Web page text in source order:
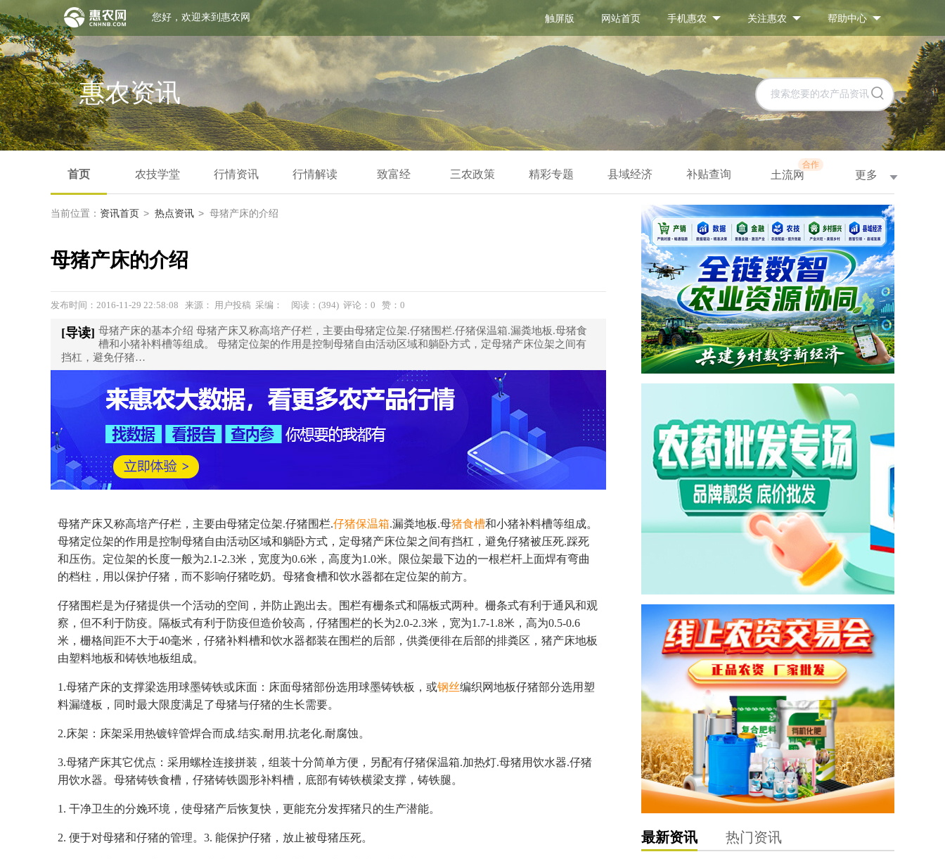
您好，欢迎来到惠农网 触屏版 网站首页 手机惠农 关注惠农 帮助中心
惠农资讯
首页 农技学堂 行情资讯 行情解读 致富经 三农政策 精彩专题 县域经济 补贴查询 土流网
合作
更多
当前位置： 资讯首页 > 热点资讯 > 母猪产床的介绍
母猪产床的介绍
发布时间：2016-11-29 22:58:08 来源： 用户投稿 采编： 阅读：(394) 评论：0 赞： 0
[导读] 母猪产床的基本介绍 母猪产床又称高培产仔栏，主要由母猪定位架.仔猪围栏.仔猪保温箱.漏粪地板.母猪食
槽和小猪补料槽等组成。 母猪定位架的作用是控制母猪自由活动区域和躺卧方式，定母猪产床位架之间有
挡杠，避免仔猪…
母猪产床又称高培产仔栏，主要由母猪定位架.仔猪围栏.仔猪保温箱.漏粪地板.母猪食槽和小猪补料槽等组成。
母猪定位架的作用是控制母猪自由活动区域和躺卧方式，定母猪产床位架之间有挡杠，避免仔猪被压死.踩死
和压伤。定位架的长度一般为2.1-2.3米，宽度为0.6米，高度为1.0米。限位架最下边的一根栏杆上面焊有弯曲
的档柱，用以保护仔猪，而不影响仔猪吃奶。母猪食槽和饮水器都在定位架的前方。
仔猪围栏是为仔猪提供一个活动的空间，并防止跑出去。围栏有栅条式和隔板式两种。栅条式有利于通风和观
察，但不利于防疫。隔板式有利于防疫但造价较高，仔猪围栏的长为2.0-2.3米，宽为1.7-1.8米，高为0.5-0.6
米，栅格间距不大于40毫米，仔猪补料槽和饮水器都装在围栏的后部，供粪便徘在后部的排粪区，猪产床地板
由塑料地板和铸铁地板组成。
1.母猪产床的支撑梁选用球墨铸铁或床面：床面母猪部份选用球墨铸铁板，或钢丝编织网地板仔猪部分选用塑
料漏缝板，同时最大限度满足了母猪与仔猪的生长需要。
2.床架：床架采用热镀锌管焊合而成.结实.耐用.抗老化.耐腐蚀。
3.母猪产床其它优点：采用螺栓连接拼装，组装十分简单方便，另配有仔猪保温箱.加热灯.母猪用饮水器.仔猪
用饮水器。母猪铸铁食槽，仔猪铸铁圆形补料槽，底部有铸铁横梁支撑，铸铁腿。
1. 干净卫生的分娩环境，使母猪产后恢复快，更能充分发挥猪只的生产潜能。
2. 便于对母猪和仔猪的管理。3. 能保护仔猪，放止被母猪压死。 最新资讯 热门资讯